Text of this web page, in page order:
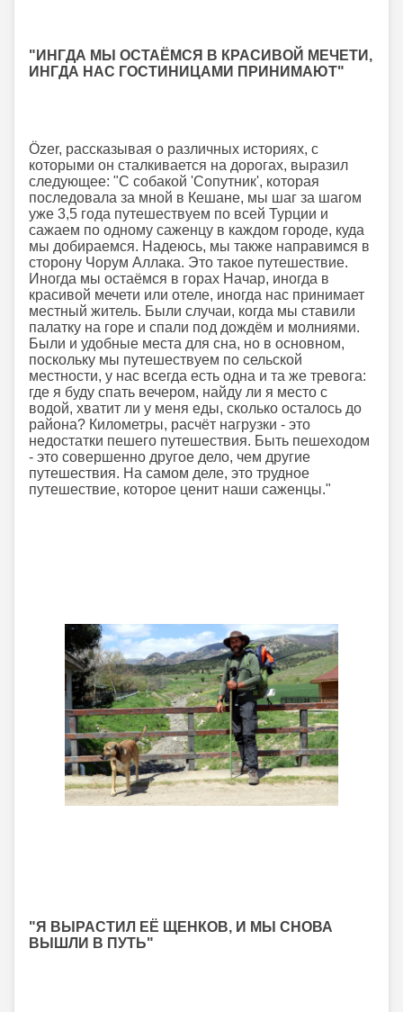
"ИНГДА МЫ ОСТАЁМСЯ В КРАСИВОЙ МЕЧЕТИ,
ИНГДА НАС ГОСТИНИЦАМИ ПРИНИМАЮТ"
Özer, рассказывая о различных историях, с
которыми он сталкивается на дорогах, выразил
следующее: "С собакой 'Сопутник', которая
последовала за мной в Кешане, мы шаг за шагом
уже 3,5 года путешествуем по всей Турции и
сажаем по одному саженцу в каждом городе, куда
мы добираемся. Надеюсь, мы также направимся в
сторону Чорум Аллака. Это такое путешествие.
Иногда мы остаёмся в горах Начар, иногда в
красивой мечети или отеле, иногда нас принимает
местный житель. Были случаи, когда мы ставили
палатку на горе и спали под дождём и молниями.
Были и удобные места для сна, но в основном,
поскольку мы путешествуем по сельской
местности, у нас всегда есть одна и та же тревога:
где я буду спать вечером, найду ли я место с
водой, хватит ли у меня еды, сколько осталось до
района? Километры, расчёт нагрузки - это
недостатки пешего путешествия. Быть пешеходом
- это совершенно другое дело, чем другие
путешествия. На самом деле, это трудное
путешествие, которое ценит наши саженцы."
"Я ВЫРАСТИЛ ЕЁ ЩЕНКОВ, И МЫ СНОВА
ВЫШЛИ В ПУТЬ"